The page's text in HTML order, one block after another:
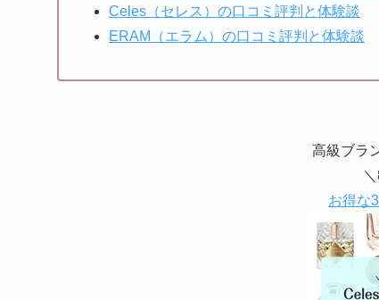
Celes（セレス）の口コミ評判と体験談
ERAM（エラム）の口コミ評判と体験談
高級ブラ
お得な